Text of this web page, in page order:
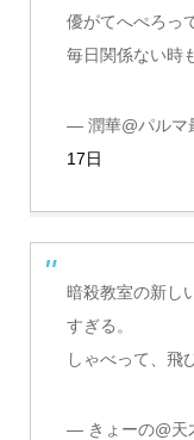
優がてへぺろっ
毎日関係ない時
— 潤華@パルマ
17日
暗殺教室の新し
すぎる。
しゃべって、飛
— きょーの@天